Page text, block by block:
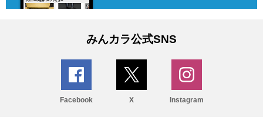
みんカラ公式SNS
Facebook X Instagram